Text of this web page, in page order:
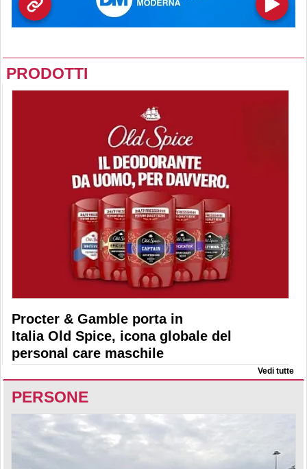
PRODOTTI
Procter & Gamble porta in
Italia Old Spice, icona globale del
personal care maschile
Vedi tutte
PERSONE